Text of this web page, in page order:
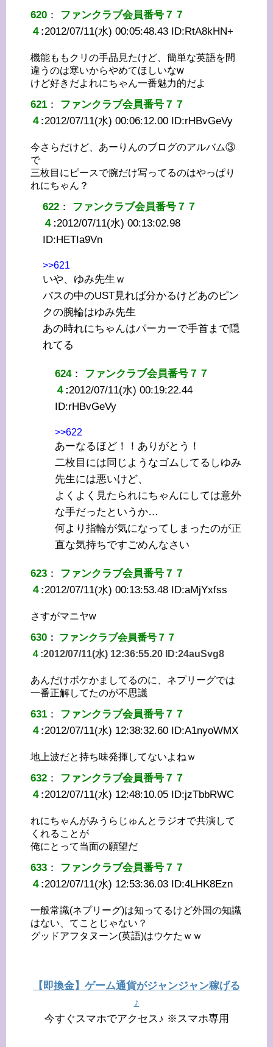
620 ： ファンクラブ会員番号７７
４ :2012/07/11(水) 00:05:48.43 ID:RtA8kHN+
機能ももクリの手品見たけど、簡単な英語を間
違うのは寒いからやめてほしいなw
けど好きだよれにちゃん一番魅力的だよ
621 ： ファンクラブ会員番号７７
４ :2012/07/11(水) 00:06:12.00 ID:rHBvGeVy
今さらだけど、あーりんのブログのアルバム③
で
三枚目にピースで腕だけ写ってるのはやっぱり
れにちゃん？
622 ： ファンクラブ会員番号７７
４ :2012/07/11(水) 00:13:02.98
ID:HETIa9Vn
>>621
いや、ゆみ先生ｗ
バスの中のUST見れば分かるけどあのピン
クの腕輪はゆみ先生
あの時れにちゃんはパーカーで手首まで隠
れてる
624： ファンクラブ会員番号７７
４ :2012/07/11(水) 00:19:22.44
ID:rHBvGeVy
>>622
あーなるほど！！ありがとう！
二枚目には同じようなゴムしてるしゆみ
先生には悪いけど、
よくよく見たられにちゃんにしては意外
な手だったというか…
何より指輪が気になってしまったのが正
直な気持ちですごめんなさい
623 ： ファンクラブ会員番号７７
４ :2012/07/11(水) 00:13:53.48 ID:aMjYxfss
さすがマニヤw
630 ： ファンクラブ会員番号７７
４ :2012/07/11(水) 12:36:55.20 ID:24auSvg8
あんだけボケかましてるのに、ネプリーグでは
一番正解してたのが不思議
631 ： ファンクラブ会員番号７７
４ :2012/07/11(水) 12:38:32.60 ID:A1nyoWMX
地上波だと持ち味発揮してないよねｗ
632 ： ファンクラブ会員番号７７
４ :2012/07/11(水) 12:48:10.05 ID:jzTbbRWC
れにちゃんがみうらじゅんとラジオで共演して
くれることが
俺にとって当面の願望だ
633 ： ファンクラブ会員番号７７
４ :2012/07/11(水) 12:53:36.03 ID:4LHK8Ezn
一般常識(ネプリーグ)は知ってるけど外国の知識
はない、てことじゃない？
グッドアフタヌーン(英語)はウケたｗｗ
【即換金】ゲーム通貨がジャンジャン稼げる
♪
今すぐスマホでアクセス♪ ※スマホ専用